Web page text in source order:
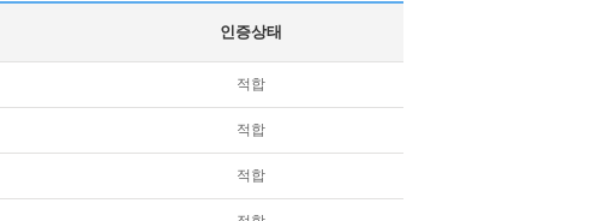
인증상태
적합
적합
적합